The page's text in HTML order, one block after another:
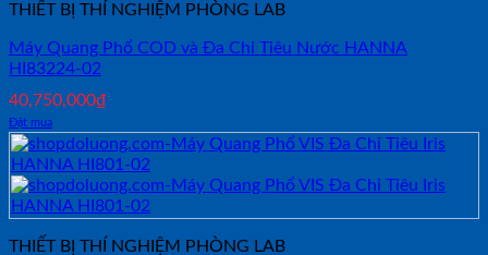
THIẾT BỊ THÍ NGHIỆM PHÒNG LAB
Máy Quang Phổ COD và Đa Chỉ Tiêu Nước HANNA
HI83224-02
40,750,000₫
Đặt mua
THIẾT BỊ THÍ NGHIỆM PHÒNG LAB